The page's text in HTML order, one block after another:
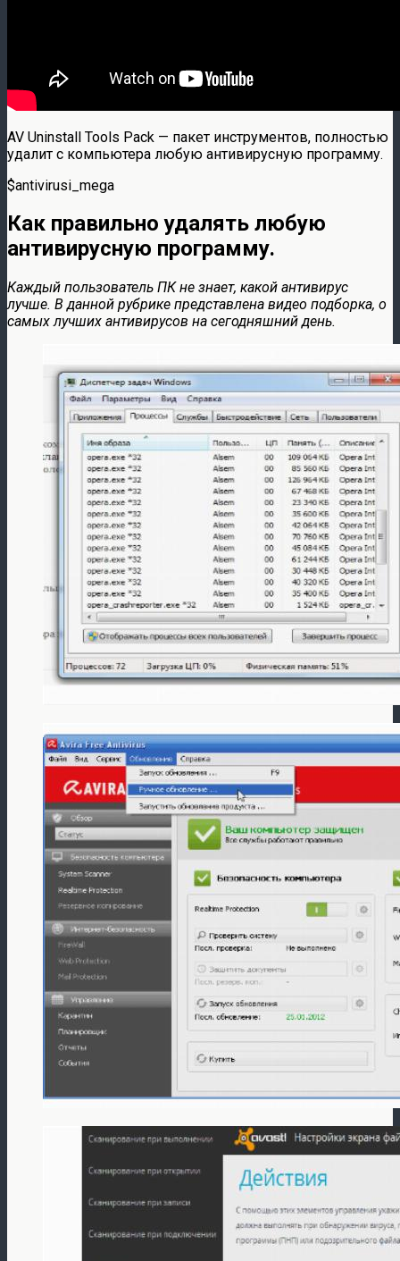
AV Uninstall Tools Pack — пакет инструментов, полностью
удалит с компьютера любую антивирусную программу.
$antivirusi_mega
Как правильно удалять любую
антивирусную программу.
Каждый пользователь ПК не знает, какой антивирус
лучше. В данной рубрике представлена видео подборка, о
самых лучших антивирусов на сегодняшний день.